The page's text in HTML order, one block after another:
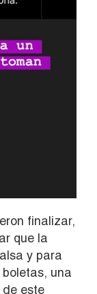
finalizar,
que la
y para
una
de este